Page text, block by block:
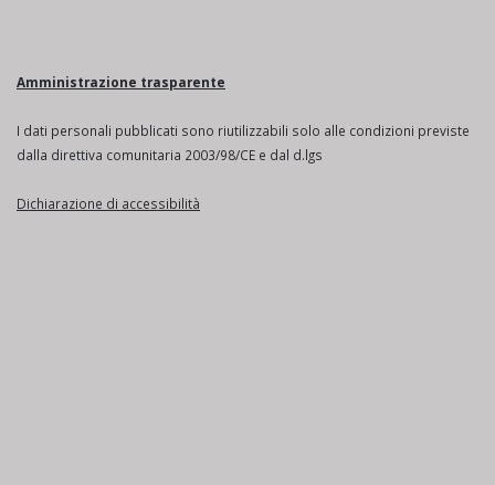
Amministrazione trasparente
I dati personali pubblicati sono riutilizzabili solo alle condizioni previste
dalla direttiva comunitaria 2003/98/CE e dal d.lgs
Dichiarazione di accessibilità